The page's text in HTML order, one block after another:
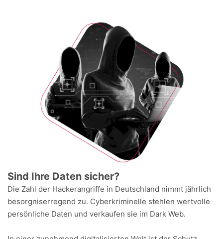
Sind Ihre Daten sicher?
Die Zahl der Hackerangriffe in Deutschland nimmt jährlich
besorgniserregend zu. Cyberkriminelle stehlen wertvolle
persönliche Daten und verkaufen sie im Dark Web.